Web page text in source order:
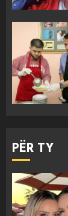
PËR TY
3
4